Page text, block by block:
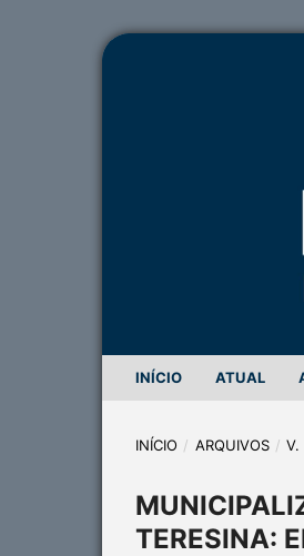
INÍCIO ATUAL
INÍCIO / ARQUIVOS / V.
TERESINA: